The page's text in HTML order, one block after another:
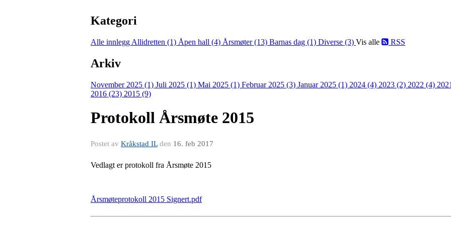
Kategori
Alle innlegg Allidretten (1) Åpen hall (4) Årsmøter (13) Barnas dag (1) Diverse (3) Vis alle RSS
Arkiv
November 2025 (1) Juli 2025 (1) Mai 2025 (1) Februar 2025 (3) Januar 2025 (1) 2024 (4) 2023 (2) 2022 (4)
2016 (23) 2015 (9)
Protokoll Årsmøte 2015
Postet av Kråkstad ILden 16. feb 2017
Vedlagt er protokoll fra Årsmøte 2015
Årsmøteprotokoll 2015 Signert.pdf